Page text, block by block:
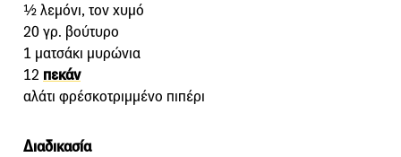
½ λεμόνι, τον χυμό
20 γρ. βούτυρο
1 ματσάκι μυρώνια
12 πεκάν
αλάτι φρέσκοτριμμένο πιπέρι
Διαδικασία